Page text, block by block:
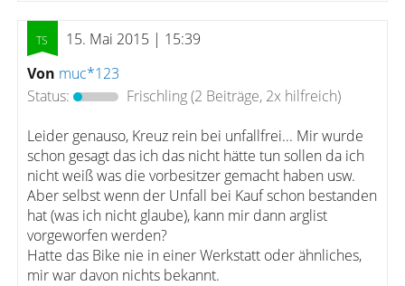
15. Mai 2015 | 15:39
Von muc*123
Status:
Frischling(2 Beiträge, 2x hilfreich)
Leider genauso, Kreuz rein bei unfallfrei... Mir wurde
schon gesagt das ich das nicht hätte tun sollen da ich
nicht weiß was die vorbesitzer gemacht haben usw.
Aber selbst wenn der Unfall bei Kauf schon bestanden
hat (was ich nicht glaube), kann mir dann arglist
vorgeworfen werden?
Hatte das Bike nie in einer Werkstatt oder ähnliches,
mir war davon nichts bekannt.